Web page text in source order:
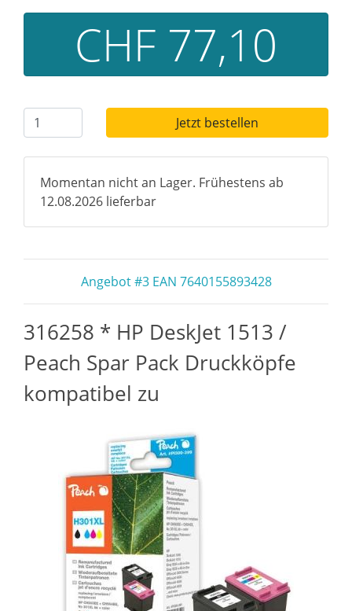
CHF 77,10
Jetzt bestellen
Momentan nicht an Lager. Frühestens ab
12.08.2026 lieferbar
Angebot #3 EAN 7640155893428
316258 * HP DeskJet 1513 /
Peach Spar Pack Druckköpfe
kompatibel zu